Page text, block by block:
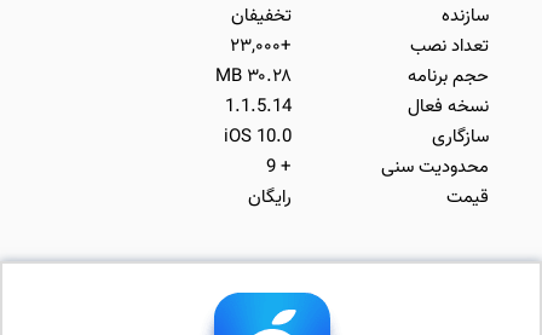
تخفیفان
+۲۳,۰۰۰
۳۰.۲۸ MB
1.1.5.14
iOS 10.0
+ 9
رایگان
سازنده
تعداد نصب
حجم برنامه
نسخه فعال
سازگاری
محدودیت سنی
قیمت